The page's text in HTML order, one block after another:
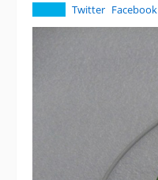
Twitter Facebook